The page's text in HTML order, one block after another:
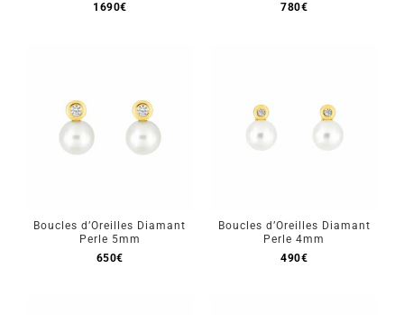
1690€
780€
Boucles d’Oreilles Diamant
Perle 5mm
650€
Boucles d’Oreilles Diamant
Perle 4mm
490€